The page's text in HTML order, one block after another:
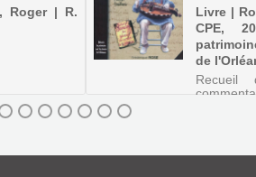
Roger | R.
Livre |
CPE,
de